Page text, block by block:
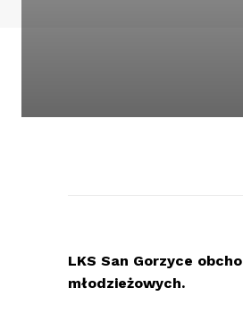
LKS San Gorzyce
młodzieżowych.